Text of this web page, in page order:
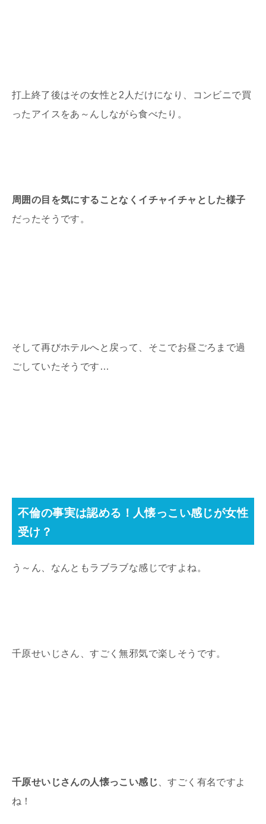
打上終了後はその女性と2人だけになり、コンビニで買
ったアイスをあ～んしながら食べたり。
周囲の目を気にすることなくイチャイチャとした様子
だったそうです。
そして再びホテルへと戻って、そこでお昼ごろまで過
ごしていたそうです…
不倫の事実は認める！人懐っこい感じが女性
受け？
う～ん、なんともラブラブな感じですよね。
千原せいじさん、すごく無邪気で楽しそうです。
千原せいじさんの人懐っこい感じ 、すごく有名ですよ
ね！